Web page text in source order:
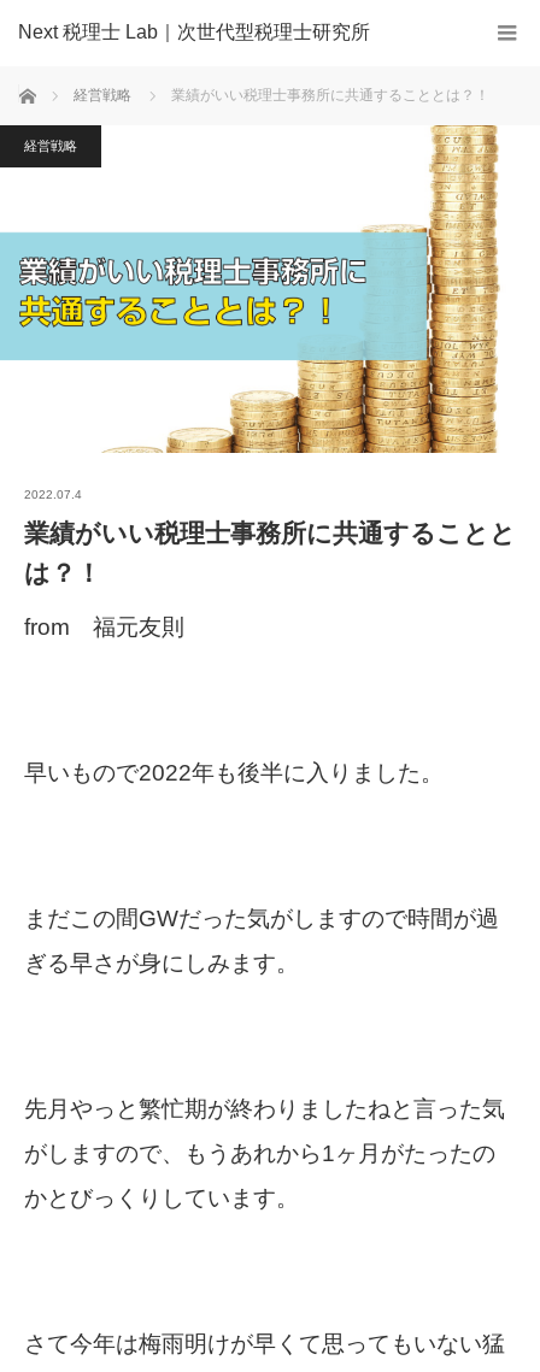
Next 税理士 Lab｜次世代型税理士研究所
ホーム 経営戦略 業績がいい税理士事務所に共通することとは？！
経営戦略
2022.07.4
業績がいい税理士事務所に共通することと
は？！
from 福元友則
早いもので2022年も後半に入りました。
まだこの間GWだった気がしますので時間が過
ぎる早さが身にしみます。
先月やっと繁忙期が終わりましたねと言った気
がしますので、もうあれから1ヶ月がたったの
かとびっくりしています。
さて今年は梅雨明けが早くて思ってもいない猛